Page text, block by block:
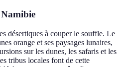
désertiques à couper le souffle. Le
orange et ses paysages lunaires,
sur les dunes, les safaris et les
tribus locales font de cette